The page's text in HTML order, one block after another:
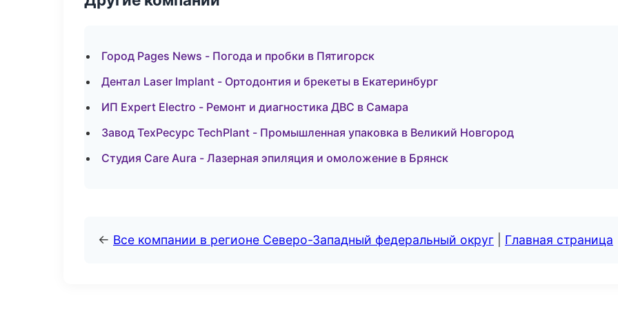
Город Pages News - Погода и пробки в Пятигорск
Дентал Laser Implant - Ортодонтия и брекеты в Екатеринбург
ИП Expert Electro - Ремонт и диагностика ДВС в Самара
Завод ТехРесурс TechPlant - Промышленная упаковка в Великий Новгород
Студия Care Aura - Лазерная эпиляция и омоложение в Брянск
← Все компании в регионе Северо-Западный федеральный округ Главная страница